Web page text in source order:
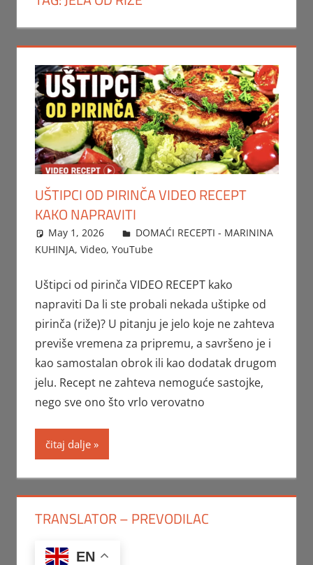
UŠTIPCI OD PIRINČA VIDEO RECEPT
KAKO NAPRAVITI
May 1, 2026 FTorgAdmin
DOMAĆI RECEPTI - MARININA
KUHINJA, Video, YouTube
Uštipci od pirinča VIDEO RECEPT kako
napraviti Da li ste probali nekada uštipke od
pirinča (riže)? U pitanju je jelo koje ne zahteva
previše vremena za pripremu, a savršeno je i
kao samostalan obrok ili kao dodatak drugom
jelu. Recept ne zahteva nemoguće sastojke,
nego sve ono što vrlo verovatno
čitaj dalje
TRANSLATOR – PREVODILAC
EN